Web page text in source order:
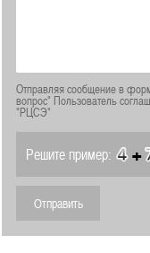
Отправляя сообщение в
вопрос" Пользователь
"РЦСЭ"
Решите пример: +